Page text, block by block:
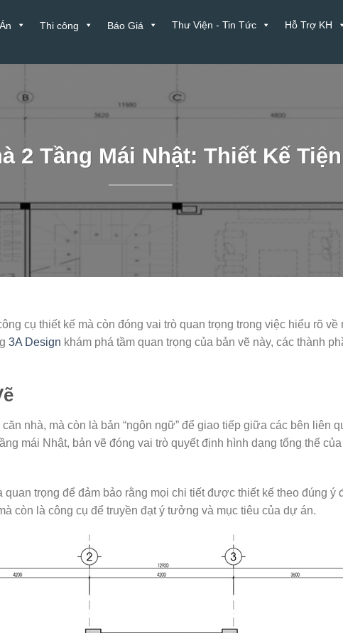
Thi công Báo Giá Thư Viện - Tin Tức Hỗ Trợ KH
2 Tầng Mái Nhật: Thiết Kế
cụ thiết kế mà còn đóng vai trò quan trọng trong việc hiểu rõ
3A Design khám phá tầm quan trọng của bản vẽ này, các thành
nhà, mà còn là bản “ngôn ngữ” để giao tiếp giữa các bên liên
mái Nhật, bản vẽ đóng vai trò quyết định hình dạng tổng thể
trọng để đảm bảo rằng mọi chi tiết được thiết kế theo đúng ý
còn là công cụ để truyền đạt ý tưởng và mục tiêu của dự án.